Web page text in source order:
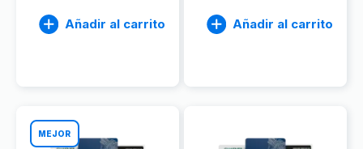
Añadir al carrito Añadir al carrito
MEJOR